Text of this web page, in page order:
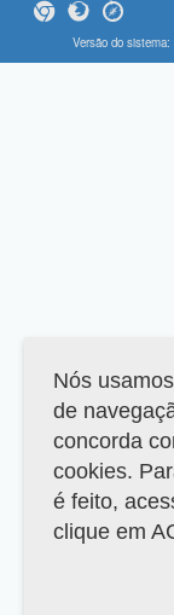
Versão do sistema:
Nós
de
concorda
cookies.
é feito,
clique em